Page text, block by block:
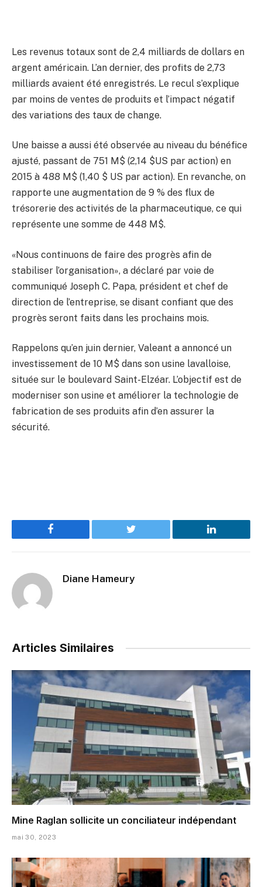
Les revenus totaux sont de 2,4 milliards de dollars en
argent américain. L’an dernier, des profits de 2,73
milliards avaient été enregistrés. Le recul s’explique
par moins de ventes de produits et l’impact négatif
des variations des taux de change.
Une baisse a aussi été observée au niveau du bénéfice
ajusté, passant de 751 M$ (2,14 $US par action) en
2015 à 488 M$ (1,40 $ US par action). En revanche, on
rapporte une augmentation de 9 % des flux de
trésorerie des activités de la pharmaceutique, ce qui
représente une somme de 448 M$.
«Nous continuons de faire des progrès afin de
stabiliser l’organisation», a déclaré par voie de
communiqué Joseph C. Papa, président et chef de
direction de l’entreprise, se disant confiant que des
progrès seront faits dans les prochains mois.
Rappelons qu’en juin dernier, Valeant a annoncé un
investissement de 10 M$ dans son usine lavalloise,
située sur le boulevard Saint-Elzéar. L’objectif est de
moderniser son usine et améliorer la technologie de
fabrication de ses produits afin d’en assurer la
sécurité.
Facebook Twitter LinkedIn
Diane Hameury
Articles Similaires
Mine Raglan sollicite un conciliateur indépendant
mai 30, 2023